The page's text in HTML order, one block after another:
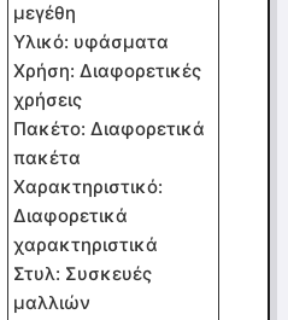
μεγέθη
Υλικό: υφάσματα
Χρήση: Διαφορετικές
χρήσεις
Πακέτο: Διαφορετικά
πακέτα
Χαρακτηριστικό:
Διαφορετικά
χαρακτηριστικά
Στυλ: Συσκευές
μαλλιών